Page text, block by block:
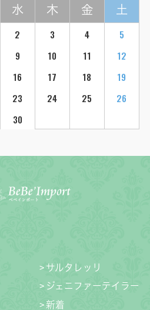
水 木 金 土
2 3 4
5
9 10 11
12
16 17 18
19
23 24 25
26
30
サルタレッリ
ジェニファーテイラー
新着